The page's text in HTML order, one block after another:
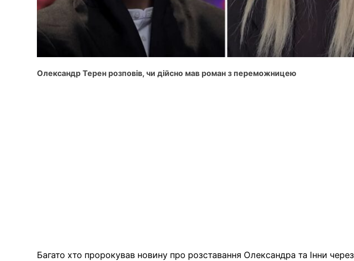
Олександр Терен розповів, чи дійсно мав роман з переможницею
Багато хто пророкував новину про розставання Олександра та Інни